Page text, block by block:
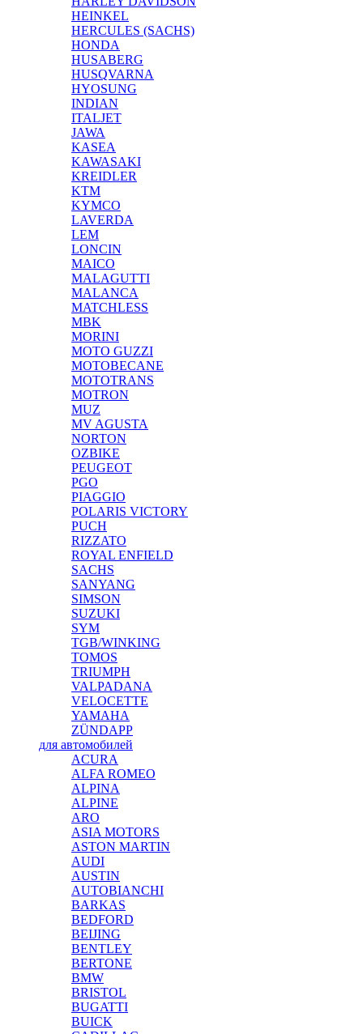
HEINKEL
HERCULES (SACHS)
HONDA
HUSABERG
HUSQVARNA
HYOSUNG
INDIAN
ITALJET
JAWA
KASEA
KAWASAKI
KREIDLER
KTM
KYMCO
LAVERDA
LEM
LONCIN
MAICO
MALAGUTTI
MALANCA
MATCHLESS
MBK
MORINI
MOTO GUZZI
MOTOBECANE
MOTOTRANS
MOTRON
MUZ
MV AGUSTA
NORTON
OZBIKE
PEUGEOT
PGO
PIAGGIO
POLARIS VICTORY
PUCH
RIZZATO
ROYAL ENFIELD
SACHS
SANYANG
SIMSON
SUZUKI
SYM
TGB/WINKING
TOMOS
TRIUMPH
VALPADANA
VELOCETTE
YAMAHA
ZÜNDAPP
для автомобилей
ACURA
ALFA ROMEO
ALPINA
ALPINE
ARO
ASIA MOTORS
ASTON MARTIN
AUDI
AUSTIN
AUTOBIANCHI
BARKAS
BEDFORD
BEIJING
BENTLEY
BERTONE
BMW
BRISTOL
BUGATTI
BUICK